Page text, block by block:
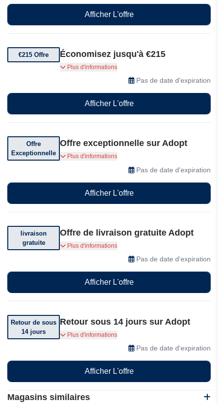
Magasins similaires
Afficher L'offre
€215 Offre Économisez jusqu'à €215
Économisez jusqu'à €215 sur l'adoption
Plus d'informations
Pas de date d'expiration
Afficher L'offre
Offre
Exceptionnelle
Offre exceptionnelle sur Adopt
Achetez 3 parfums et recevez le 4e gratuitement
Plus d'informations
Pas de date d'expiration
Afficher L'offre
livraison
gratuite
Offre de livraison gratuite Adopt
Livraison offerte dès 35 euros d'achat
Plus d'informations
Pas de date d'expiration
Afficher L'offre
Retour de sous
14 jours
Retour sous 14 jours sur Adopt
Vous pouvez retourner votre commande dans
les 14 jours suivant sa réception
Plus d'informations
Pas de date d'expiration
Afficher L'offre